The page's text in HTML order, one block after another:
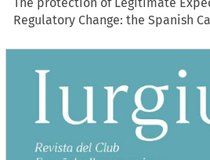
Regulatory Change: the Spanish